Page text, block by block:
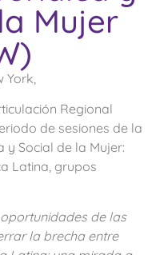
Mujer
York,
Regional
de sesiones de la
y Social de la Mujer:
Latina, grupos
de las
la brecha entre